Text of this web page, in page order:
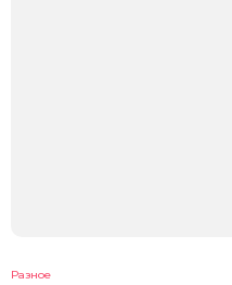
Разное